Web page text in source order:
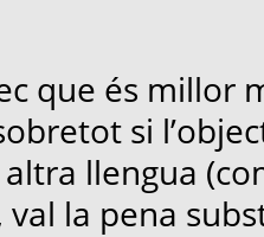
que és millor
si
llengua
la pena